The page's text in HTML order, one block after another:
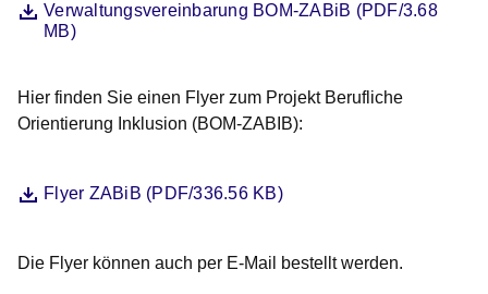
DateiVerwaltungsvereinbarung BOM-ZABiB (PDF/3.68
MB)
Öffnet sich in einem neuen Fenster
Hier finden Sie einen Flyer zum Projekt Berufliche
Orientierung Inklusion (BOM-ZABIB):
DateiFlyer ZABiB (PDF/336.56 KB)
Öffnet sich in einem neuen Fenster
Die Flyer können auch per E-Mail bestellt werden.